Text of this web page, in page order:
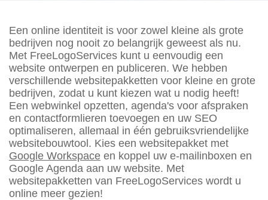
Een online identiteit is voor zowel kleine als grote
bedrijven nog nooit zo belangrijk geweest als nu.
Met FreeLogoServices kunt u eenvoudig een
website ontwerpen en publiceren. We hebben
verschillende websitepakketten voor kleine en grote
bedrijven, zodat u kunt kiezen wat u nodig heeft!
Een webwinkel opzetten, agenda's voor afspraken
en contactformlieren toevoegen en uw SEO
optimaliseren, allemaal in één gebruiksvriendelijke
websitebouwtool. Kies een websitepakket met
Google Workspace en koppel uw e-mailinboxen en
Google Agenda aan uw website. Met
websitepakketten van FreeLogoServices wordt u
online meer gezien!